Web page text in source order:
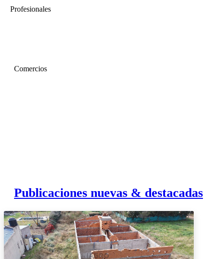
Profesionales
Comercios
Publicaciones nuevas & destacadas